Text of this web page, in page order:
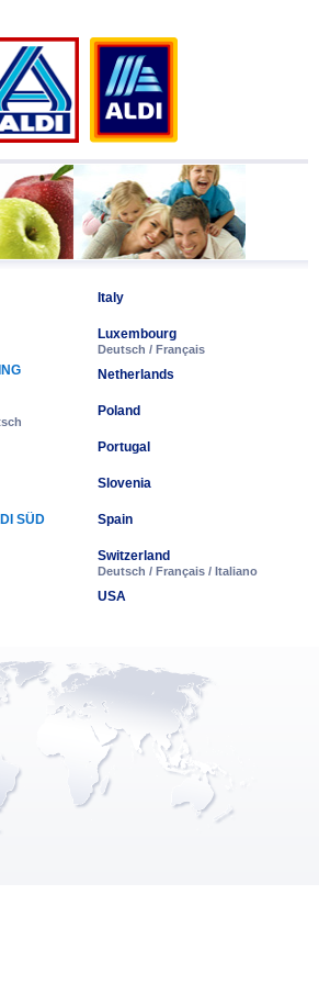
SÜD
Italy
Luxembourg
Deutsch /Français
Netherlands
Poland
Portugal
Slovenia
Spain
Switzerland
Deutsch /Français /Italiano
USA